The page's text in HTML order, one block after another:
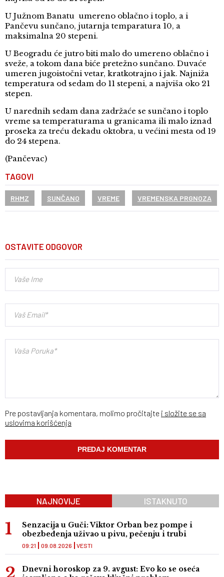
U Južnom Banatu umereno oblačno i toplo, a i
Pančevu sunčano, jutarnja temparatura 10, a
maksimalna 20 stepeni.
U Beogradu će jutro biti malo do umereno oblačno i
sveže, a tokom dana biće pretežno sunčano. Duvaće
umeren jugoistočni vetar, kratkotrajno i jak. Najniža
temperatura od sedam do 11 stepeni, a najviša oko 21
stepen.
U narednih sedam dana zadržaće se sunčano i toplo
vreme sa temperaturama u granicama ili malo iznad
proseka za treću dekadu oktobra, u većini mesta od 19
do 24 stepena.
(Pančevac)
TAGOVI
RHMZ SUNČANO VREME VREMENSKA PRGNOZA
OSTAVITE ODGOVOR
Pre postavljanja komentara, molimo pročitajte i složite se sa
uslovima korišćenja
NAJNOVIJE ISTAKNUTO
Senzacija u Guči: Viktor Orban bez pompe i
obezbeđenja uživao u pivu, pečenju i trubi
VESTI
09:21 09.08.2026
Dnevni horoskop za 9. avgust: Evo ko se oseća